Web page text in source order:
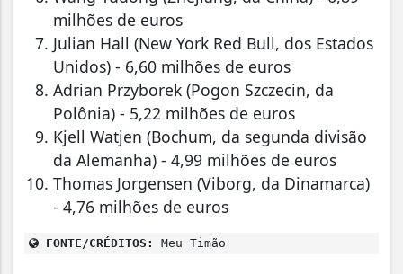
milhões de euros
Julian Hall (New York Red Bull, dos Estados
Unidos) - 6,60 milhões de euros
Adrian Przyborek (Pogon Szczecin, da
Polônia) - 5,22 milhões de euros
Kjell Watjen (Bochum, da segunda divisão
da Alemanha) - 4,99 milhões de euros
Thomas Jorgensen (Viborg, da Dinamarca)
- 4,76 milhões de euros
FONTE/CRÉDITOS: Meu Timão